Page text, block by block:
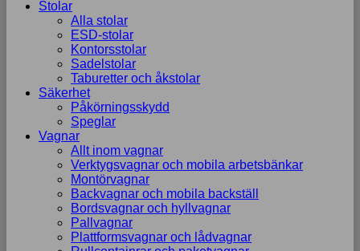
Stolar
Alla stolar
ESD-stolar
Kontorsstolar
Sadelstolar
Taburetter och åkstolar
Säkerhet
Påkörningsskydd
Speglar
Vagnar
Allt inom vagnar
Verktygsvagnar och mobila arbetsbänkar
Montörvagnar
Backvagnar och mobila backställ
Bordsvagnar och hyllvagnar
Pallvagnar
Plattformsvagnar och lådvagnar